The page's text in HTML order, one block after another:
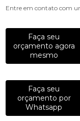
Entre em contato com
Faça seu
orçamento agora
mesmo
Faça seu
orçamento por
Whatsapp